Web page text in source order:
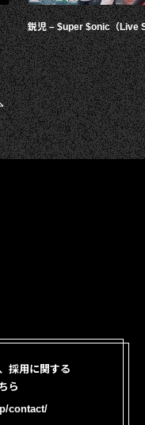
鋭児 – $uper $onic（Live
採用に関する
ら
contact/